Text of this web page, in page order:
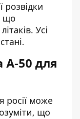
розвідки
що
. Усі
А-50 для
росії може
що